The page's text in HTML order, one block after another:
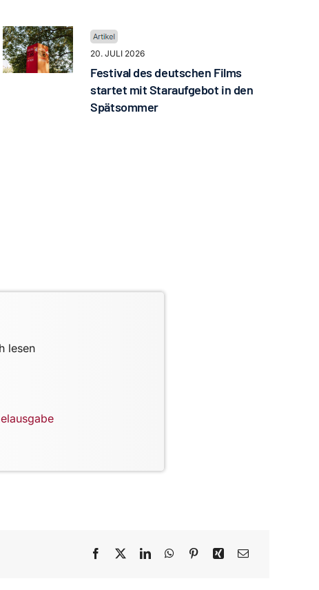
20. JULI 2026
Festival des deutschen Films
startet mit Staraufgebot in den
Spätsommer
lesen